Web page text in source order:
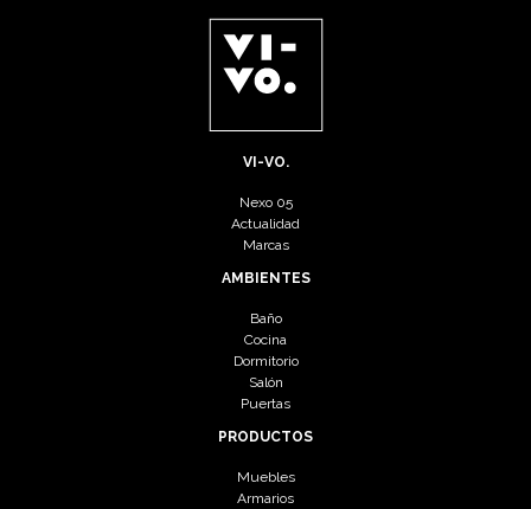
VI-VO.
Nexo 05
Actualidad
Marcas
AMBIENTES
Baño
Cocina
Dormitorio
Salón
Puertas
PRODUCTOS
Muebles
Armarios